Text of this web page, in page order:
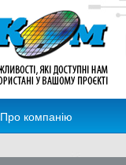
Про компанію